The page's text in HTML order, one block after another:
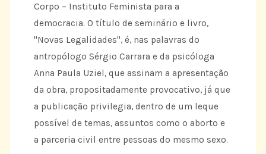
Corpo – Instituto Feminista para a
democracia. O título de seminário e livro,
"Novas Legalidades", é, nas palavras do
antropólogo Sérgio Carrara e da psicóloga
Anna Paula Uziel, que assinam a apresentação
da obra, propositadamente provocativo, já que
a publicação privilegia, dentro de um leque
possível de temas, assuntos como o aborto e
a parceria civil entre pessoas do mesmo sexo.